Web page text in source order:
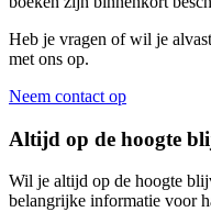
Heb je vragen of wil je
met ons op.
Neem contact op
Altijd op de hoogte
Wil je altijd op de hoogte
belangrijke informatie voor